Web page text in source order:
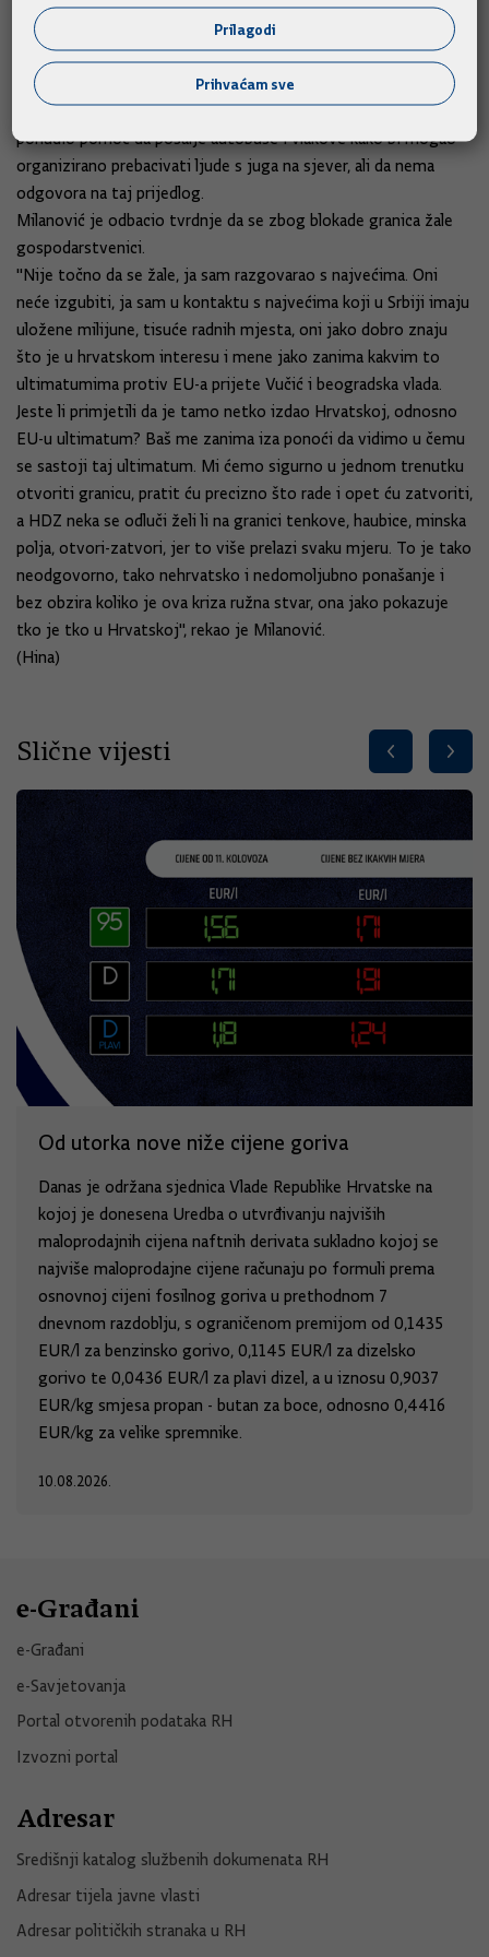
granica? Zazivali su slanje vojske i oružja na granice.
Pogledajte kako govori čovjek koji želi voditi državu, mene je
toga stid, moram to reći", rekao je premijer.
Rekao je da je srbijanskom premijeru Aleksandru Vučiću
ponudio pomoć da pošalje autobuse i vlakove kako bi mogao
organizirano prebacivati ljude s juga na sjever, ali da nema
odgovora na taj prijedlog.
Milanović je odbacio tvrdnje da se zbog blokade granica žale
gospodarstvenici.
"Nije točno da se žale, ja sam razgovarao s najvećima. Oni
neće izgubiti, ja sam u kontaktu s najvećima koji u Srbiji imaju
uložene milijune, tisuće radnih mjesta, oni jako dobro znaju
što je u hrvatskom interesu i mene jako zanima kakvim to
ultimatumima protiv EU-a prijete Vučić i beogradska vlada.
Jeste li primjetili da je tamo netko izdao Hrvatskoj, odnosno
EU-u ultimatum? Baš me zanima iza ponoći da vidimo u čemu
se sastoji taj ultimatum. Mi ćemo sigurno u jednom trenutku
otvoriti granicu, pratit ću precizno što rade i opet ću zatvoriti,
a HDZ neka se odluči želi li na granici tenkove, haubice, minska
polja, otvori-zatvori, jer to više prelazi svaku mjeru. To je tako
neodgovorno, tako nehrvatsko i nedomoljubno ponašanje i
bez obzira koliko je ova kriza ružna stvar, ona jako pokazuje
tko je tko u Hrvatskoj", rekao je Milanović.
(Hina)
Slične vijesti
Od utorka nove niže cijene goriva
Danas je održana sjednica Vlade Republike Hrvatske na
kojoj je donesena Uredba o utvrđivanju najviših
maloprodajnih cijena naftnih derivata sukladno kojoj se
najviše maloprodajne cijene računaju po formuli prema
osnovnoj cijeni fosilnog goriva u prethodnom 7
dnevnom razdoblju, s ograničenom premijom od 0,1435
EUR/l za benzinsko gorivo, 0,1145 EUR/l za dizelsko
gorivo te 0,0436 EUR/l za plavi dizel, a u iznosu 0,9037
EUR/kg smjesa propan - butan za boce, odnosno 0,4416
EUR/kg za velike spremnike.
10.08.2026.
e-Građani
e-Građani
e-Savjetovanja
Portal otvorenih podataka RH
Izvozni portal
Adresar
Središnji katalog službenih dokumenata RH
Adresar tijela javne vlasti
Adresar političkih stranaka u RH
Prilagodi
Prihvaćam sve